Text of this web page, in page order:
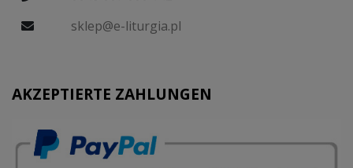
sklep@e-liturgia.pl
AKZEPTIERTE ZAHLUNGEN